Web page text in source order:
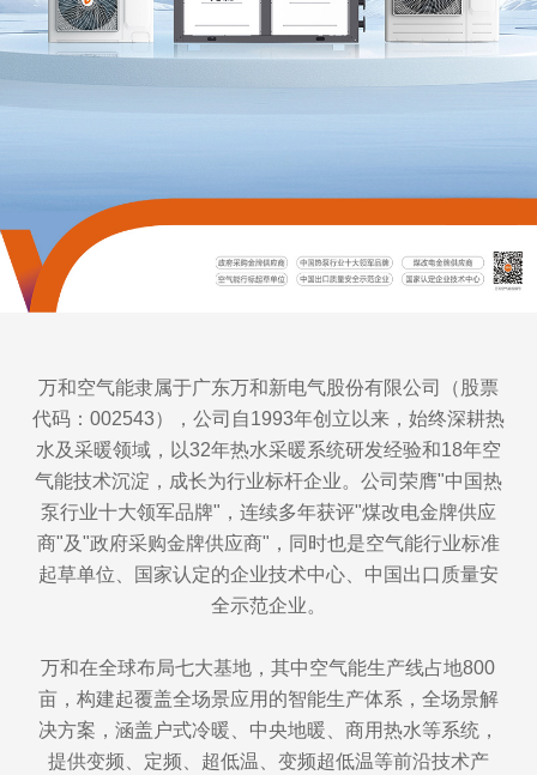
万和空气能隶属于广东万和新电气股份有限公司（股票
代码：002543），公司自1993年创立以来，始终深耕热
水及采暖领域，以32年热水采暖系统研发经验和18年空
气能技术沉淀，成长为行业标杆企业。公司荣膺"中国热
泵行业十大领军品牌"，连续多年获评"煤改电金牌供应
商"及"政府采购金牌供应商"，同时也是空气能行业标准
起草单位、国家认定的企业技术中心、中国出口质量安
全示范企业。
万和在全球布局七大基地，其中空气能生产线占地800
亩，构建起覆盖全场景应用的智能生产体系，全场景解
决方案，涵盖户式冷暖、中央地暖、商用热水等系统，
提供变频、定频、超低温、变频超低温等前沿技术产